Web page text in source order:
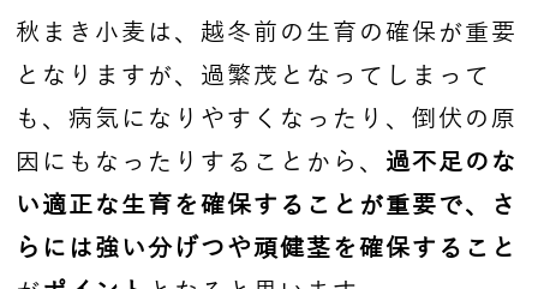
秋まき小麦は、越冬前の生育の確保が重要
となりますが、過繁茂となってしまって
も、病気になりやすくなったり、倒伏の原
因にもなったりすることから、 過不足のな
い適正な生育を確保することが重要で、さ
らには強い分げつや頑健茎を確保すること